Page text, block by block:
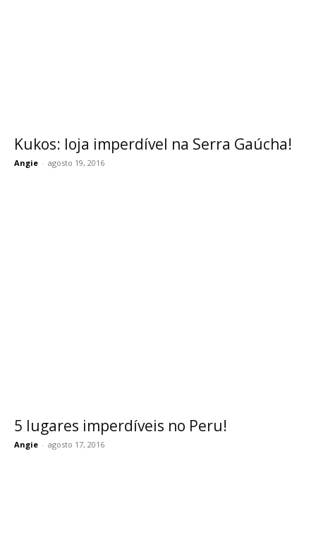
Kukos: loja imperdível na Serra Gaúcha!
Angie - agosto 19, 2016
5 lugares imperdíveis no Peru!
Angie - agosto 17, 2016